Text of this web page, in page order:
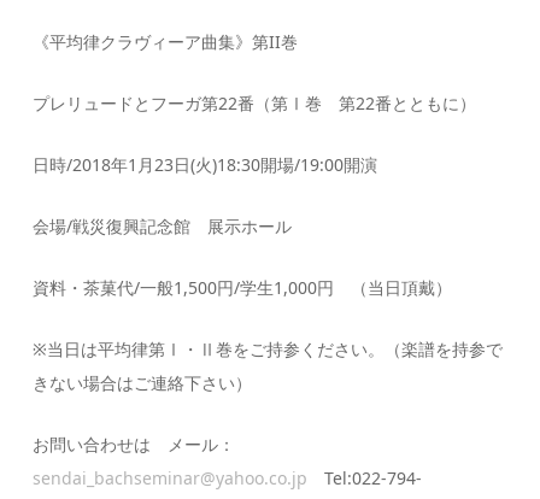
《平均律クラヴィーア曲集》第II巻
プレリュードとフーガ第22番（第Ⅰ巻 第22番とともに）
日時/2018年1月23日(火)18:30開場/19:00開演
会場/戦災復興記念館 展示ホール
資料・茶菓代/一般1,500円/学生1,000円 （当日頂戴）
※当日は平均律第Ⅰ・Ⅱ巻をご持参ください。（楽譜を持参で
きない場合はご連絡下さい）
お問い合わせは メール：
sendai_bachseminar@yahoo.co.jp Tel:022-794-